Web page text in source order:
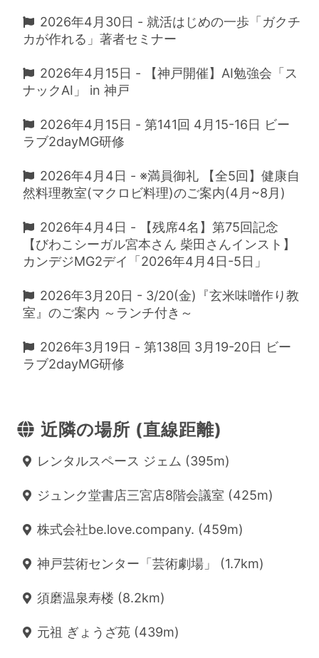
2026年4月30日 - 就活はじめの一歩「ガクチ
カが作れる」著者セミナー
2026年4月15日 - 【神戸開催】AI勉強会「ス
ナックAI」 in 神戸
2026年4月15日 - 第141回 4月15-16日 ビー
ラブ2dayMG研修
2026年4月4日 - ※満員御礼 【全5回】健康自
然料理教室(マクロビ料理)のご案内(4月~8月)
2026年4月4日 - 【残席4名】第75回記念
【びわこシーガル宮本さん 柴田さんインスト】
カンデジMG2デイ「2026年4月4日-5日」
2026年3月20日 - 3/20(金)『玄米味噌作り教
室』のご案内 ～ランチ付き～
2026年3月19日 - 第138回 3月19-20日 ビー
ラブ2dayMG研修
近隣の場所 (直線距離)
レンタルスペース ジェム (395m)
ジュンク堂書店三宮店8階会議室 (425m)
株式会社be.love.company. (459m)
神戸芸術センター「芸術劇場」 (1.7km)
須磨温泉寿楼 (8.2km)
元祖 ぎょうざ苑 (439m)